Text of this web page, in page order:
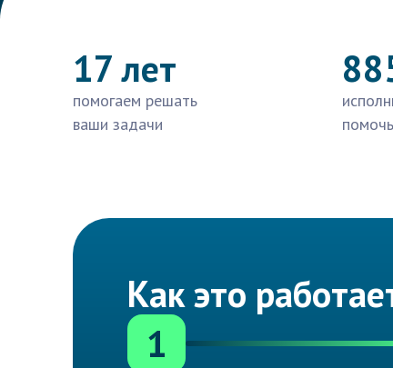
17 лет
помогаем решать
ваши задачи
Как это
1